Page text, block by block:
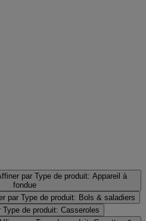
par Type de produit: Appareil à
fondue
par Type de produit: Bols & saladiers
Type de produit: Casseroles